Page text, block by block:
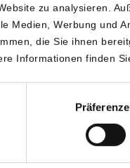
zu analysieren.
Medien, Werbung und
die Sie ihnen
Informationen finden
ORIGINAL